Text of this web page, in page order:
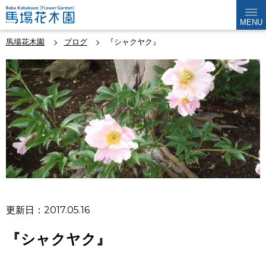
MENU
馬場花木園 ブログ 『シャクヤク』
更新日：2017.05.16
『シャクヤク』